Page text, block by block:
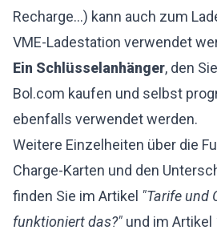
Recharge...) kann auch zum
VME-Ladestation verwendet
Ein Schlüsselanhänger, den
Bol.com kaufen und selbst
ebenfalls verwendet werden.
Weitere Einzelheiten über die
Charge-Karten und den
finden Sie im Artikel "Tarife und
funktioniert das?" und im Artikel